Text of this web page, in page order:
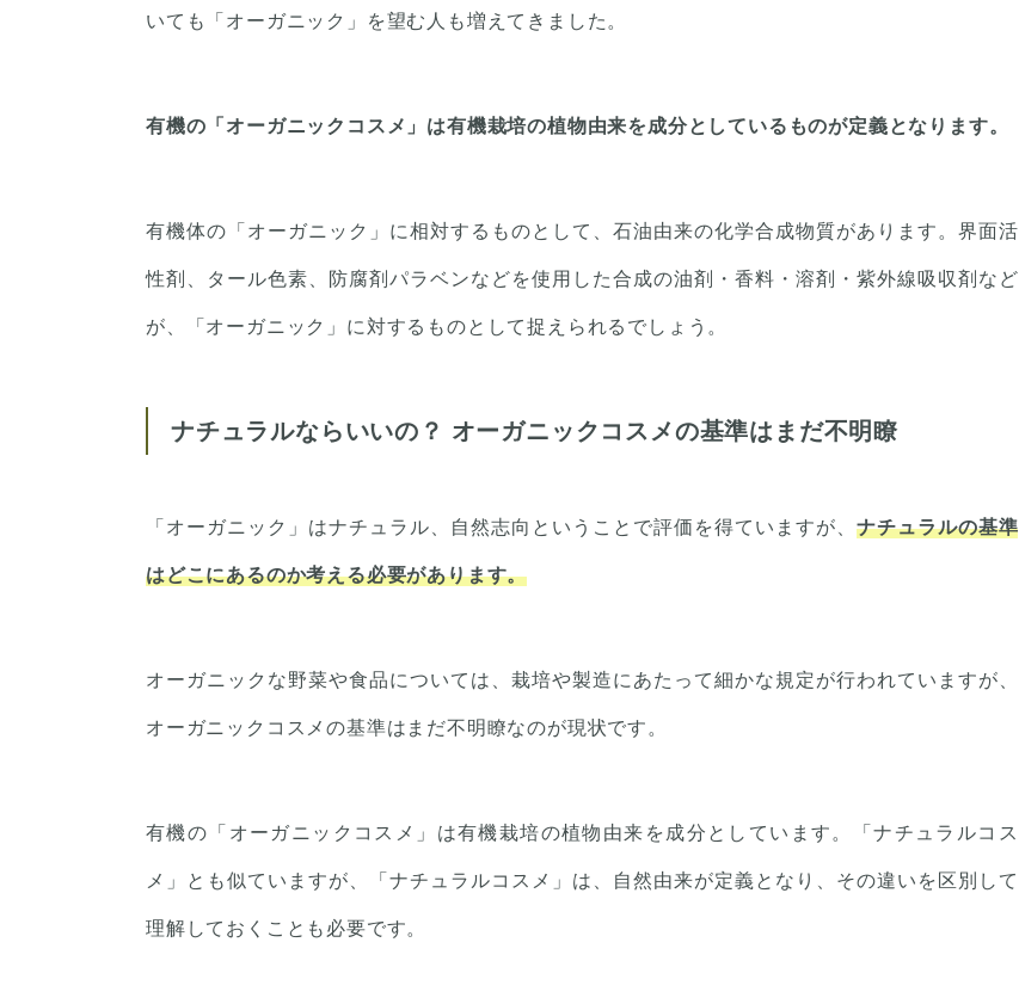
いても「オーガニック」を望む人も増えてきました。
有機の「オーガニックコスメ」は有機栽培の植物由来を成分としているものが定義となります。
有機体の「オーガニック」に相対するものとして、石油由来の化学合成物質があります。界面活
性剤、タール色素、防腐剤パラベンなどを使用した合成の油剤・香料・溶剤・紫外線吸収剤など
が、「オーガニック」に対するものとして捉えられるでしょう。
ナチュラルならいいの？ オーガニックコスメの基準はまだ不明瞭
「オーガニック」はナチュラル、自然志向ということで評価を得ていますが、 ナチュラルの基準
はどこにあるのか考える必要があります。
オーガニックな野菜や食品については、栽培や製造にあたって細かな規定が行われていますが、
オーガニックコスメの基準はまだ不明瞭なのが現状です。
有機の「オーガニックコスメ」は有機栽培の植物由来を成分としています。「ナチュラルコス
メ」とも似ていますが、「ナチュラルコスメ」は、自然由来が定義となり、その違いを区別して
理解しておくことも必要です。